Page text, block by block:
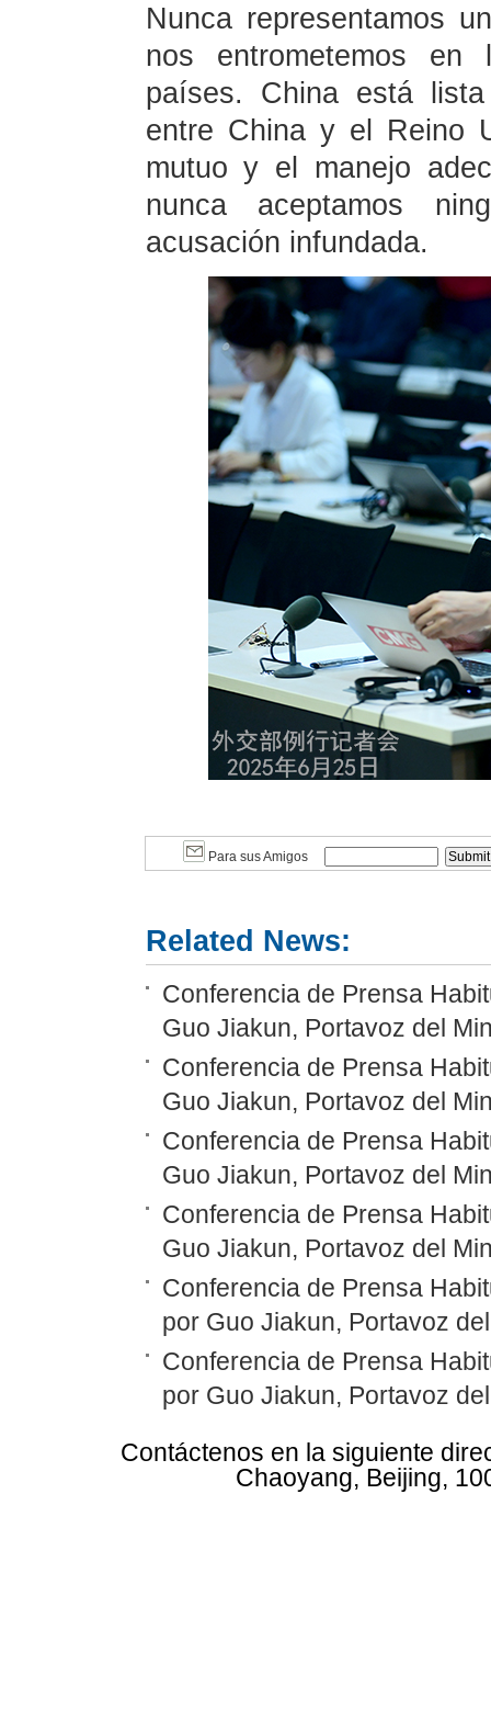
Nunca representamos
nos entrometemos
países. China está
entre China y el Reino
mutuo y el manejo
nunca aceptamos
acusación infundada.
Para sus Amigos
Related News:
Conferencia de Prensa
Guo Jiakun, Portavoz del
Conferencia de Prensa
Guo Jiakun, Portavoz del
Conferencia de Prensa
Guo Jiakun, Portavoz del
Conferencia de Prensa
Guo Jiakun, Portavoz del
Conferencia de Prensa
por Guo Jiakun, Portavoz
Conferencia de Prensa
por Guo Jiakun, Portavoz
Contáctenos en la siguiente
Chaoyang, Beijing,